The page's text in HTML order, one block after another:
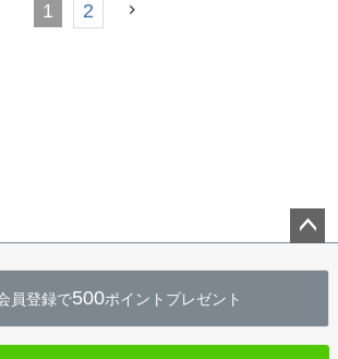
1 2
へ
員登録で500ポイントプレゼント